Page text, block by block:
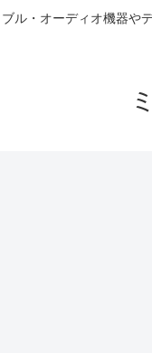
ル・オーディオ機器